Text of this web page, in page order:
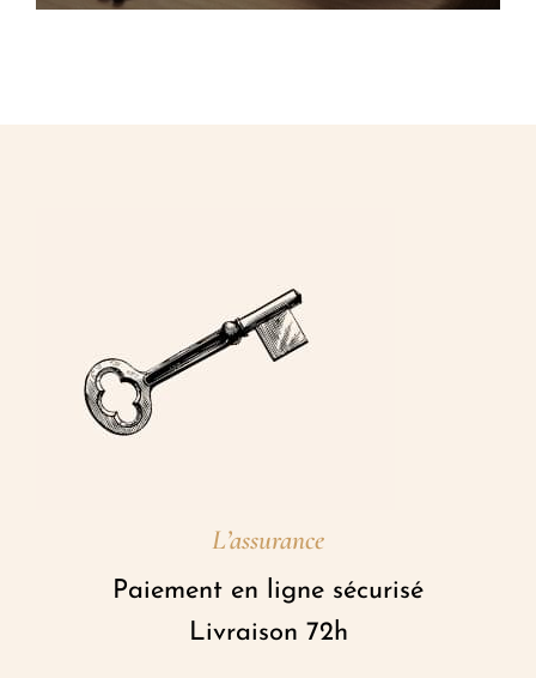
L’assurance
Paiement en ligne sécurisé
Livraison 72h